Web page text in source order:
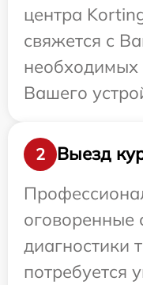
центра
свяжется с
необходимых
Вашего
2
Выезд
оговоренные
диагностики
потребуется